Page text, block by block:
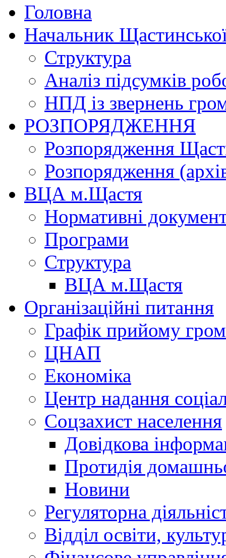
Головна
Начальник
Структура
Аналіз підсумків
НПД із звернень
РОЗПОРЯДЖЕННЯ
Розпорядження
Розпорядження
ВЦА м.Щастя
Нормативні
Програми
Структура
ВЦА м.Щастя
Організаційні питання
Графік прийому
ЦНАП
Економіка
Центр надання
Соцзахист населення
Довідкова
Протидія
Новини
Регуляторна
Відділ освіти,